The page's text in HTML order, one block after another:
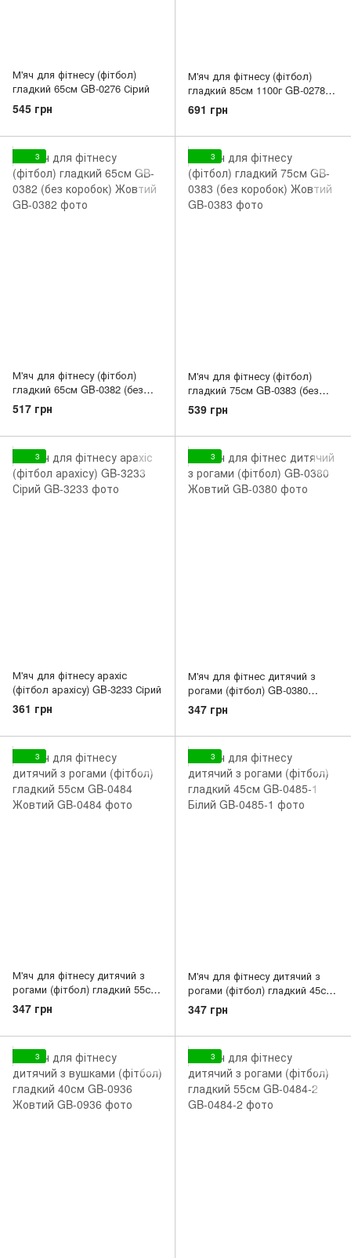
М'яч для фітнесу (фітбол)
гладкий 65см GB-0276 Сірий
545 грн
М'яч для фітнесу (фітбол)
гладкий 85см 1100г GB-0278
Сірий
691 грн
3
М'яч для фітнесу (фітбол)
гладкий 65см GB-0382 (без
коробок) Жовтий
517 грн
3
М'яч для фітнесу (фітбол)
гладкий 75см GB-0383 (без
коробок) Жовтий
539 грн
3
М'яч для фітнесу арахіс
(фітбол арахісу) GB-3233 Сірий
361 грн
3
М'яч для фітнес дитячий з
рогами (фітбол) GB-0380
Жовтий
347 грн
3
М'яч для фітнесу дитячий з
рогами (фітбол) гладкий 55см
GB-0484 Жовтий
347 грн
3
М'яч для фітнесу дитячий з
рогами (фітбол) гладкий 45см
GB-0485-1 Білий
347 грн
3 3